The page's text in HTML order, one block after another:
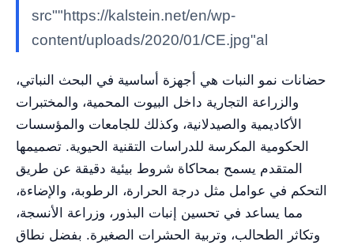
src""https://kalstein.net/en/wp-
content/uploads/2020/01/CE.jpg"al
حضانات نمو النبات هي أجهزة أساسية في البحث النباتي،
والزراعة التجارية داخل البيوت المحمية، والمختبرات
الأكاديمية والصيدلانية، وكذلك للجامعات والمؤسسات
الحكومية المكرسة للدراسات التقنية الحيوية. تصميمها
المتقدم يسمح بمحاكاة شروط بيئية دقيقة عن طريق
التحكم في عوامل مثل درجة الحرارة، الرطوبة، والإضاءة،
مما يساعد في تحسين إنبات البذور، وزراعة الأنسجة،
وتكاثر الطحالب، وتربية الحشرات الصغيرة. بفضل نطاق